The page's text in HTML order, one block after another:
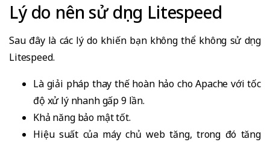
Lý do nên sử dụng Litespeed
Sau đây là các lý do khiến bạn không thể không sử dụng
Litespeed.
Là giải pháp thay thế hoàn hảo cho Apache với tốc
độ xử lý nhanh gấp 9 lần.
Khả năng bảo mật tốt.
Hiệu suất của máy chủ web tăng, trong đó tăng